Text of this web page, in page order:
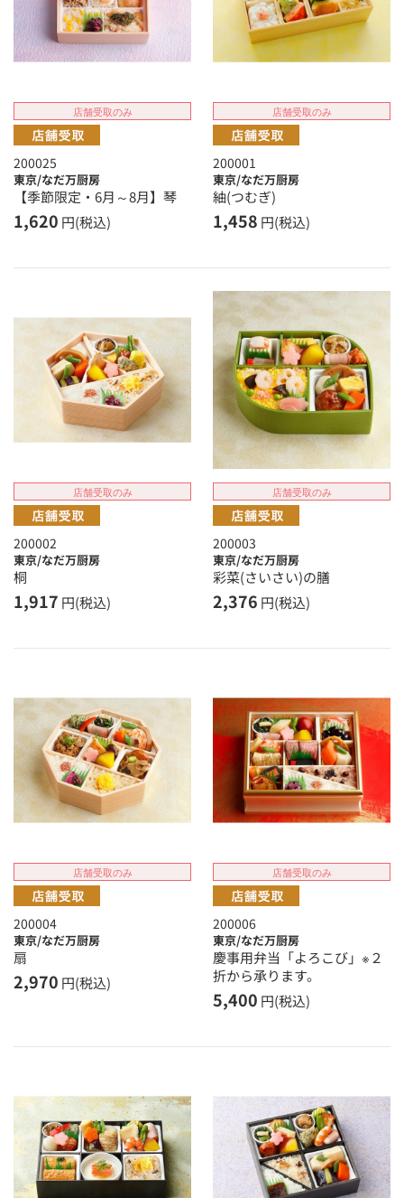
店舗受取のみ
200025
東京/なだ万厨房
【季節限定・6月～8月】琴
1,620 円(税込)
店舗受取のみ
200001
東京/なだ万厨房
紬(つむぎ)
1,458 円(税込)
店舗受取のみ
200002
東京/なだ万厨房
桐
1,917 円(税込)
店舗受取のみ
200003
東京/なだ万厨房
彩菜(さいさい)の膳
2,376 円(税込)
店舗受取のみ
200004
東京/なだ万厨房
扇
2,970 円(税込)
店舗受取のみ
200006
東京/なだ万厨房
慶事用弁当「よろこび」※２
折から承ります。
5,400 円(税込)